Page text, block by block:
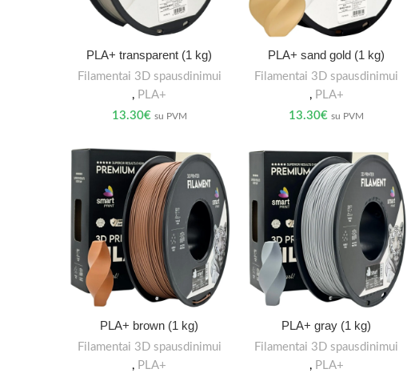
PLA+ transparent (1 kg)
Filamentai 3D spausdinimui
, PLA+
13.30€ su PVM
PLA+ sand gold (1 kg)
Filamentai 3D spausdinimui
, PLA+
13.30€ su PVM
PLA+ brown (1 kg)
Filamentai 3D spausdinimui
, PLA+
PLA+ gray (1 kg)
Filamentai 3D spausdinimui
, PLA+